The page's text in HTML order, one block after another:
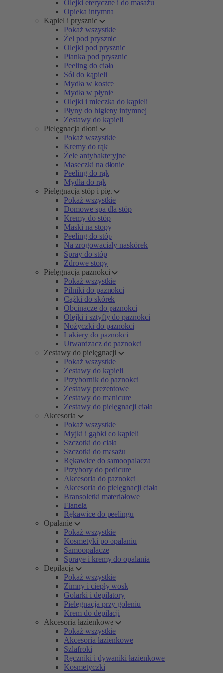
Olejki eteryczne i do masażu
Opieka intymna
Kąpiel i prysznic
Pokaż wszystkie
Żel pod prysznic
Olejki pod prysznic
Pianka pod prysznic
Peeling do ciała
Sól do kąpieli
Mydła w kostce
Mydła w płynie
Olejki i mleczka do kąpieli
Płyny do higieny intymnej
Zestawy do kąpieli
Pielęgnacja dłoni
Pokaż wszystkie
Kremy do rąk
Żele antybakteryjne
Maseczki na dłonie
Peeling do rąk
Mydła do rąk
Pielęgnacja stóp i pięt
Pokaż wszystkie
Domowe spa dla stóp
Kremy do stóp
Maski na stopy
Peeling do stóp
Na zrogowaciały naskórek
Spray do stóp
Zdrowe stopy
Pielęgnacja paznokci
Pokaż wszystkie
Pilniki do paznokci
Cążki do skórek
Obcinacze do paznokci
Olejki i sztyfty do paznokci
Nożyczki do paznokci
Lakiery do paznokci
Utwardzacz do paznokci
Zestawy do pielęgnacji
Pokaż wszystkie
Zestawy do kąpieli
Przybornik do paznokci
Zestawy prezentowe
Zestawy do manicure
Zestawy do pielęgnacji ciała
Akcesoria
Pokaż wszystkie
Myjki i gąbki do kąpieli
Szczotki do ciała
Szczotki do masażu
Rękawice do samoopalacza
Przybory do pedicure
Akcesoria do paznokci
Akcesoria do pielęgnacji ciała
Bransoletki materiałowe
Flanela
Rękawice do peelingu
Opalanie
Pokaż wszystkie
Kosmetyki po opalaniu
Samoopalacze
Spraye i kremy do opalania
Depilacja
Pokaż wszystkie
Zimny i ciepły wosk
Golarki i depilatory
Pielęgnacja przy goleniu
Krem do depilacji
Akcesoria łazienkowe
Pokaż wszystkie
Akcesoria łazienkowe
Szlafroki
Ręczniki i dywaniki łazienkowe
Kosmetyczki